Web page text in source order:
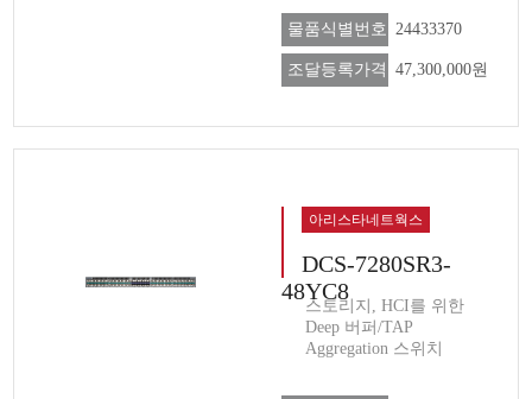
물품식별번호 24433370
조달등록가격 47,300,000원
아리스타네트웍스
DCS-7280SR3-
48YC8
스토리지, HCI를 위한
Deep 버퍼/TAP
Aggregation 스위치